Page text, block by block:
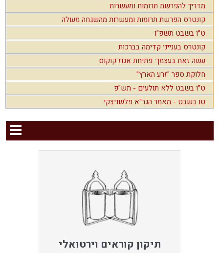
מדריך להפרשת תרומות ומעשרות
קונטרס הפרשת תרומות ומעשרות מהשגחה מעולה
ט"ו בשבט תשפ"ו
קונטרס בענייני קדימה בברכות
עשה זאת בעצמך: פתיחת אגוז קוקוס
חלוקת ספר "זרע הארץ"
ט"ו בשבט ללא תולעים - תש"פ
טו בשבט - מאמר הגר"א פלשניצקי
תיקון קוראים וירטואלי